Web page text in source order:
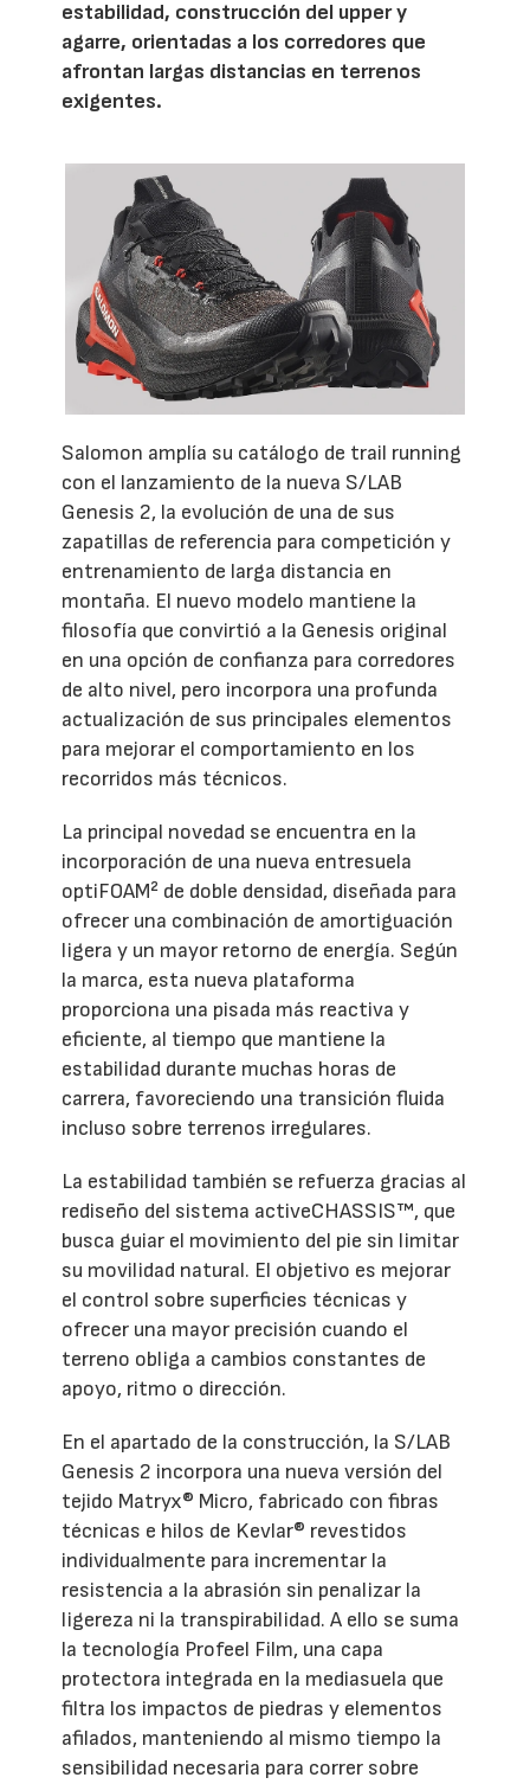
estabilidad, construcción del upper y
agarre, orientadas a los corredores que
afrontan largas distancias en terrenos
exigentes.
Salomon amplía su catálogo de trail running
con el lanzamiento de la nueva S/LAB
Genesis 2, la evolución de una de sus
zapatillas de referencia para competición y
entrenamiento de larga distancia en
montaña. El nuevo modelo mantiene la
filosofía que convirtió a la Genesis original
en una opción de confianza para corredores
de alto nivel, pero incorpora una profunda
actualización de sus principales elementos
para mejorar el comportamiento en los
recorridos más técnicos.
La principal novedad se encuentra en la
incorporación de una nueva entresuela
optiFOAM² de doble densidad, diseñada para
ofrecer una combinación de amortiguación
ligera y un mayor retorno de energía. Según
la marca, esta nueva plataforma
proporciona una pisada más reactiva y
eficiente, al tiempo que mantiene la
estabilidad durante muchas horas de
carrera, favoreciendo una transición fluida
incluso sobre terrenos irregulares.
La estabilidad también se refuerza gracias al
rediseño del sistema activeCHASSIS™, que
busca guiar el movimiento del pie sin limitar
su movilidad natural. El objetivo es mejorar
el control sobre superficies técnicas y
ofrecer una mayor precisión cuando el
terreno obliga a cambios constantes de
apoyo, ritmo o dirección.
En el apartado de la construcción, la S/LAB
Genesis 2 incorpora una nueva versión del
tejido Matryx® Micro, fabricado con fibras
técnicas e hilos de Kevlar® revestidos
individualmente para incrementar la
resistencia a la abrasión sin penalizar la
ligereza ni la transpirabilidad. A ello se suma
la tecnología Profeel Film, una capa
protectora integrada en la mediasuela que
filtra los impactos de piedras y elementos
afilados, manteniendo al mismo tiempo la
sensibilidad necesaria para correr sobre